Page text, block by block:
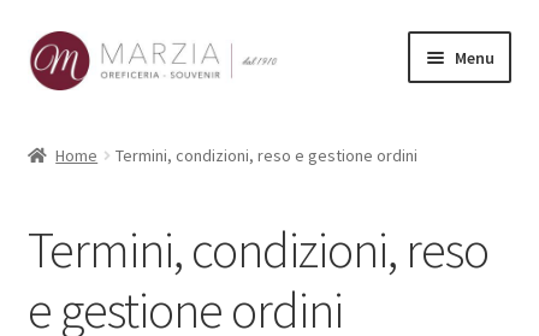
Vai
alla
Vai
al
Menu
La nostra storia
Contatti
Home Termini, condizioni, reso e gestione ordini
Termini, condizioni, reso
e gestione ordini